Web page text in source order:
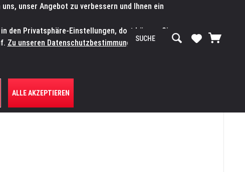
SERVICE-WERKSTATT Service/Hilfe
ÜBER UNS
unser Angebot zu verbessern und Ihnen ein
den Privatsphäre-Einstellungen, dort können Sie
Zu unseren Datenschutzbestimmungen. Zum
ALLE AKZEPTIEREN